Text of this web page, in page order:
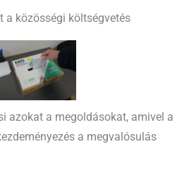
a közösségi költségvetés
azokat a megoldásokat, amivel a
a megvalósulás